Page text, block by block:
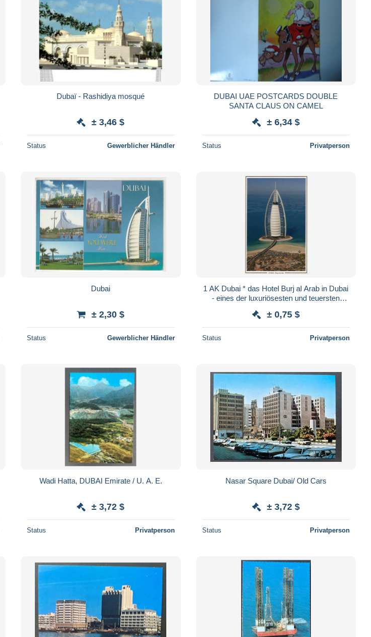
Dubaï - Rashidiya mosqué
± 3,46 $
Status Gewerblicher Händler
DUBAI UAE POSTCARDS DOUBLE
SANTA CLAUS ON CAMEL
± 6,34 $
Status Privatperson
Dubai
± 2,30 $
Status Gewerblicher Händler
1 AK Dubai * das Hotel Burj al Arab in Dubai
- eines der luxuriösesten und teuersten
± 0,75 $
Status Privatperson
Wadi Hatta, DUBAI Emirate / U. A. E.
± 3,72 $
Status Privatperson
Nasar Square Dubai/ Old Cars
± 3,72 $
Status Privatperson